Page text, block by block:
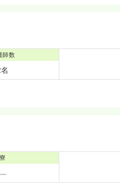
師数
寮